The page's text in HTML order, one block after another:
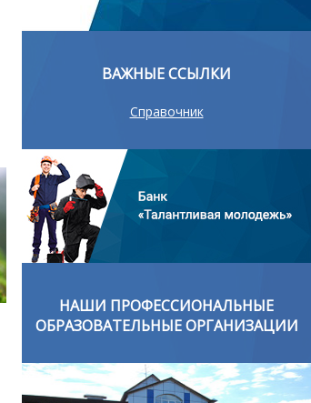
ВАЖНЫЕ ССЫЛКИ
Справочник
НАШИ ПРОФЕССИОНАЛЬНЫЕ
ОБРАЗОВАТЕЛЬНЫЕ ОРГАНИЗАЦИИ